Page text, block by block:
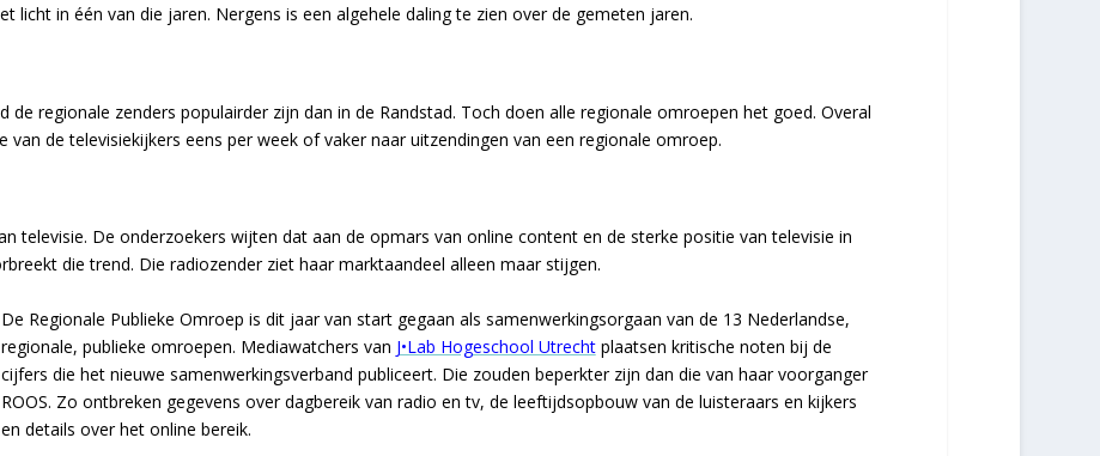
licht in één van die jaren. Nergens is een algehele daling te zien over de gemeten jaren.
de regionale zenders populairder zijn dan in de Randstad. Toch doen alle regionale omroepen het goed. Overal
van de televisiekijkers eens per week of vaker naar uitzendingen van een regionale omroep.
televisie. De onderzoekers wijten dat aan de opmars van online content en de sterke positie van televisie in
die trend. Die radiozender ziet haar marktaandeel alleen maar stijgen.
De Regionale Publieke Omroep is dit jaar van start gegaan als samenwerkingsorgaan van de 13 Nederlandse,
regionale, publieke omroepen. Mediawatchers van J•Lab Hogeschool Utrechtplaatsen kritische noten bij de
cijfers die het nieuwe samenwerkingsverband publiceert. Die zouden beperkter zijn dan die van haar voorganger
ROOS. Zo ontbreken gegevens over dagbereik van radio en tv, de leeftijdsopbouw van de luisteraars en kijkers
en details over het online bereik.